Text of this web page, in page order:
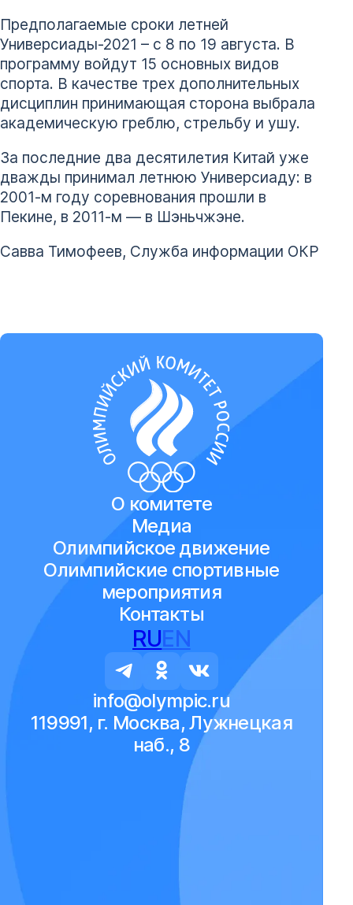
Предполагаемые сроки летней
Универсиады-2021 – с 8 по 19 августа. В
программу войдут 15 основных видов
спорта. В качестве трех дополнительных
дисциплин принимающая сторона выбрала
академическую греблю, стрельбу и ушу.
За последние два десятилетия Китай уже
дважды принимал летнюю Универсиаду: в
2001-м году соревнования прошли в
Пекине, в 2011-м — в Шэньчжэне.
Савва Тимофеев, Служба информации ОКР
О комитете
Медиа
Олимпийское движение
Олимпийские спортивные
мероприятия
Контакты
RUEN
info@olympic.ru
119991, г. Москва, Лужнецкая
наб., 8